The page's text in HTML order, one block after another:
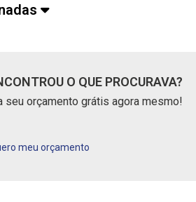
O QUE PROCURAVA?
seu orçamento grátis agora mesmo!
meu orçamento